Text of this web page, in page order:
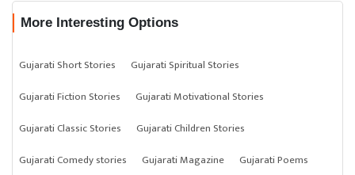
More Interesting Options
Gujarati Short Stories
Gujarati Spiritual Stories
Gujarati Fiction Stories
Gujarati Motivational Stories
Gujarati Classic Stories
Gujarati Children Stories
Gujarati Comedy stories
Gujarati Magazine
Gujarati Poems